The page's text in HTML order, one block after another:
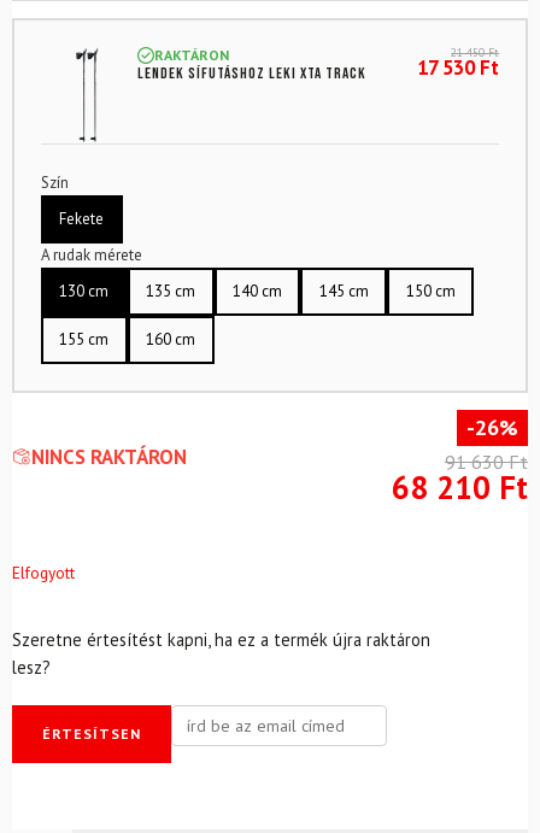
RAKTÁRON
Lendek sífutáshoz LEKI XTA Track
21 450Ft
17 530Ft
Szín
Fekete
A rudak mérete
130 cm
135 cm 140 cm 145 cm 150 cm
155 cm 160 cm
NINCS RAKTÁRON
-26%
91 630Ft
68 210 Ft
Elfogyott
Szeretne értesítést kapni, ha ez a termék újra raktáron
lesz?
ÉRTESÍTSEN